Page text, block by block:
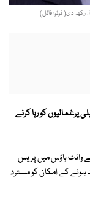
رکھ دی( فوٹو: فائل)
یرغمالیوں کو رہا کرنے
وائٹ ہاؤس میں پریس
ہونے کے امکان کو مسترد